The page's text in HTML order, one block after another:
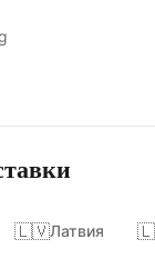
🇱🇻Латвия